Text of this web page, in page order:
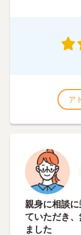
ア
親身に相談
ていただき
ました